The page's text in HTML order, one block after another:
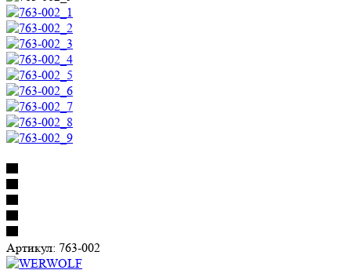
Артикул: 763-002